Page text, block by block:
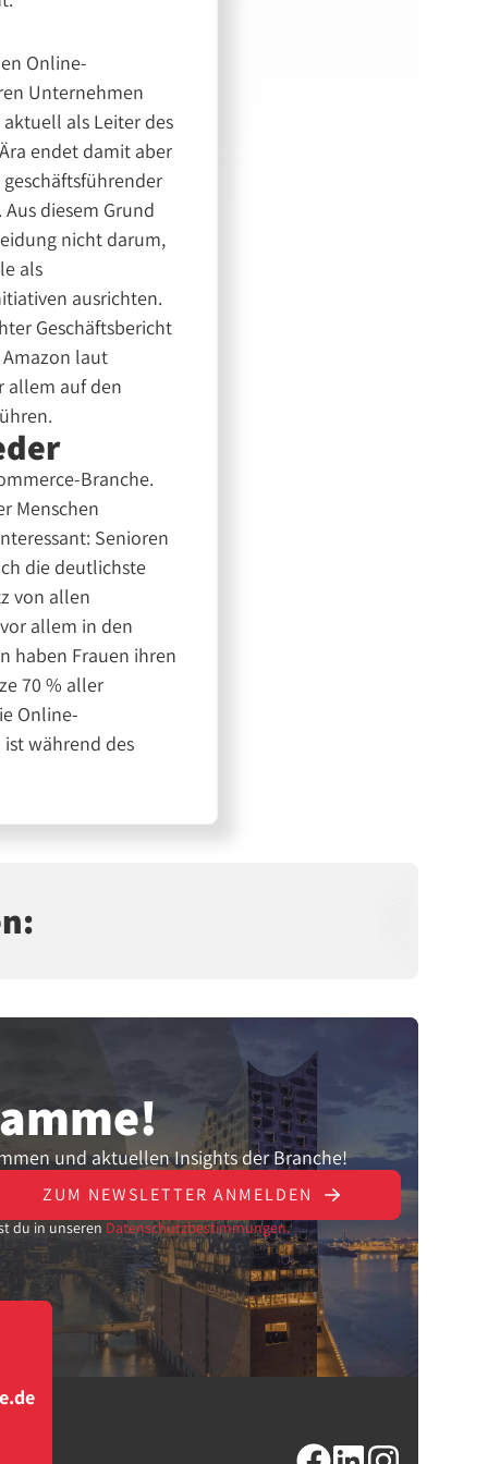
Online-
Unternehmen
als Leiter des
endet damit aber
diesem Grund
nicht darum,
als
ausrichten.
Geschäftsbericht
laut
allem auf den
Branche.
Menschen
Senioren
die deutlichste
von allen
allem in den
haben Frauen ihren
70 % aller
Online-
während des
und aktuellen Insights der Branche!
ZUM NEWSLETTER ANMELDEN
du in unseren Datenschutzbestimmungen.